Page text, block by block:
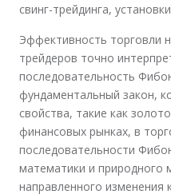
свинг-трейдинга,
Эффективность торговли
трейдеров точно
последовательность
фундаментальный закон,
свойства, такие как
финансовых рынках, в
последовательности
математики и природного
направленного